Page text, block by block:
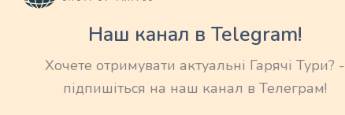
кімнати палацу. Аудіогіди та екскурсії
та архітектуру.
Наш канал в Telegram!
Хочете отримувати актуальні Гарячі Тури? -
підпишіться на наш канал в Телеграм!